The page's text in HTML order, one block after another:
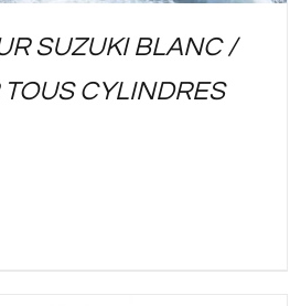
SUZUKI BLANC /
TOUS CYLINDRES